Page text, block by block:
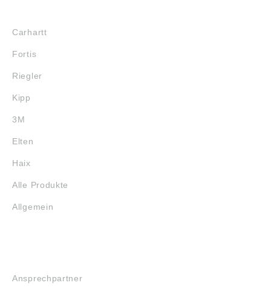
Carhartt
Fortis
Riegler
Kipp
3M
Elten
Haix
Alle Produkte
Allgemein
Ansprechpartner